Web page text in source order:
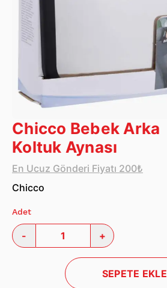
Chicco Bebek Arka
Koltuk Aynası
En Ucuz Gönderi Fiyatı 200₺
Chicco
Adet
- +
SEPETE EKLE